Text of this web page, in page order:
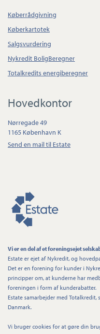
Køberrådgivning
Køberkartotek
Salgsvurdering
Nykredit BoligBeregner
Totalkredits energiberegner
Hovedkontor
Nørregade 49
1165 København K
Send en mail til Estate
Vi er en del af et foreningsejet
Estate er ejet af Nykredit, og
Det er en forening for kunder i
principper om, at kunderne har
foreningen i form af kunderabatter.
Estate samarbejder med
Danmark.
Vi bruger cookies for at gøre din